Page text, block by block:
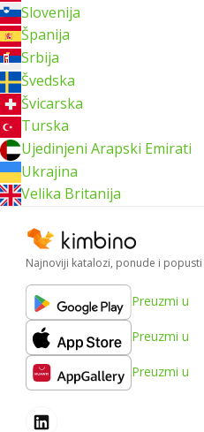
Slovenija
Španija
Srbija
Švedska
Švicarska
Turska
Ujedinjeni Arapski Emirati
Ukrajina
Velika Britanija
Najnoviji katalozi, ponude i popusti
Preuzmi u
Preuzmi u
Preuzmi u